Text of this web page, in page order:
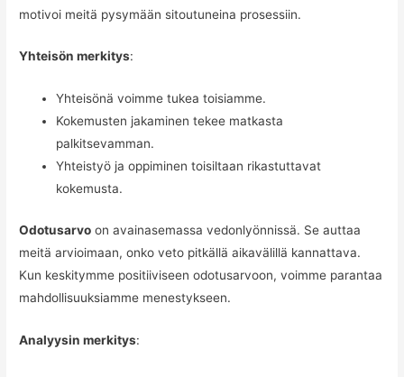
motivoi meitä pysymään sitoutuneina prosessiin.
Yhteisön merkitys:
Yhteisönä voimme tukea toisiamme.
Kokemusten jakaminen tekee matkasta
palkitsevamman.
Yhteistyö ja oppiminen toisiltaan rikastuttavat
kokemusta.
Odotusarvo on avainasemassa vedonlyönnissä. Se auttaa
meitä arvioimaan, onko veto pitkällä aikavälillä kannattava.
Kun keskitymme positiiviseen odotusarvoon, voimme parantaa
mahdollisuuksiamme menestykseen.
Analyysin merkitys: